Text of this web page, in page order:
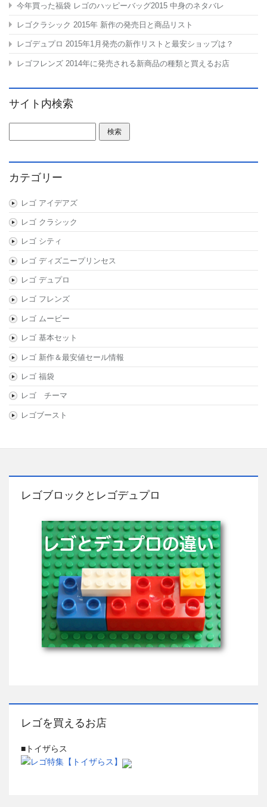
今年買った福袋 レゴのハッピーバッグ2015 中身のネタバレ
レゴクラシック 2015年 新作の発売日と商品リスト
レゴデュプロ 2015年1月発売の新作リストと最安ショップは？
レゴフレンズ 2014年に発売される新商品の種類と買えるお店
サイト内検索
カテゴリー
レゴ アイデアズ
レゴ クラシック
レゴ シティ
レゴ ディズニープリンセス
レゴ デュプロ
レゴ フレンズ
レゴ ムービー
レゴ 基本セット
レゴ 新作＆最安値セール情報
レゴ 福袋
レゴ チーマ
レゴブースト
レゴブロックとレゴデュプロ
レゴを買えるお店
■トイザらス